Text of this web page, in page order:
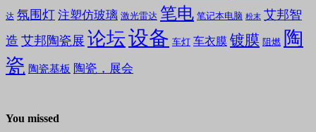
达 氛围灯 注塑仿玻璃 激光雷达 笔电 笔记本电脑 粉末 艾邦智
造 艾邦陶瓷展 论坛设备 车灯 车衣膜 镀膜 阻燃 陶
瓷 陶瓷基板 陶瓷，展会
You missed